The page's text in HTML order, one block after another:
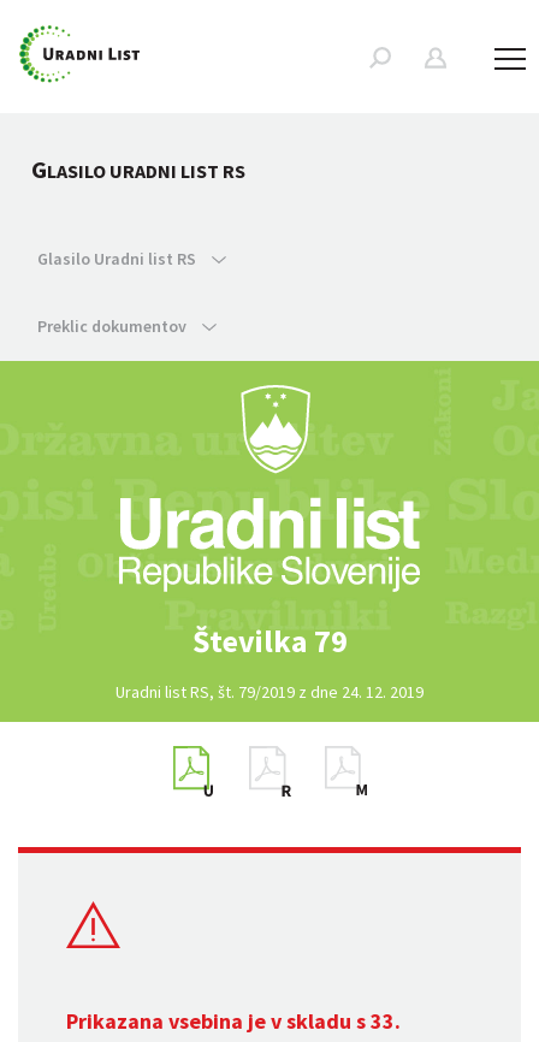
GLASILO URADNI LIST RS
Glasilo Uradni list RS
Preklic dokumentov
Številka 79
Uradni list RS, št. 79/2019 z dne 24. 12. 2019
Prikazana vsebina je v skladu s 33.